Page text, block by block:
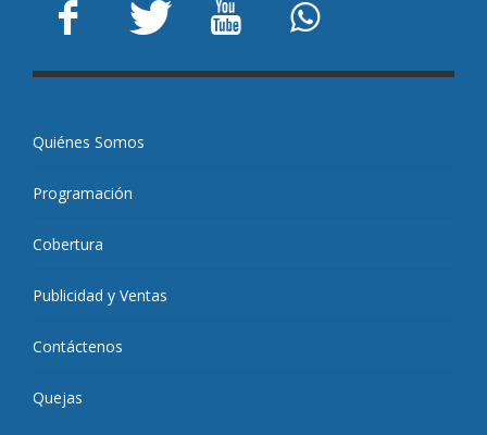
Quiénes Somos
Programación
Cobertura
Publicidad y Ventas
Contáctenos
Quejas